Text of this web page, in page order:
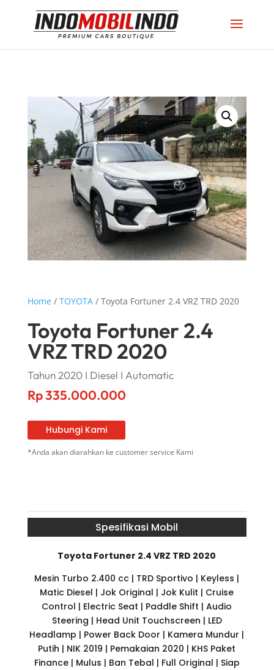
Home/ TOYOTA/ Toyota Fortuner 2.4 VRZ TRD 2020
Toyota Fortuner 2.4
VRZ TRD 2020
Tahun 2020 I Diesel I Automatic
Rp335.000.000
Hubungi Kami
*Anda akan diarahkan ke customer service Kami
Spesifikasi Mobil
Toyota Fortuner 2.4 VRZ TRD 2020
Mesin Turbo 2.400 cc | TRD Sportivo | Keyless |
Matic Diesel | Jok Original | Jok Kulit | Cruise
Control | Electric Seat | Paddle Shift | Audio
Steering | Head Unit Touchscreen | LED
Headlamp | Power Back Door | Kamera Mundur |
Putih | NIK 2019 | Pemakaian 2020 | KHS Paket
Finance | Mulus | Ban Tebal | Full Original | Siap